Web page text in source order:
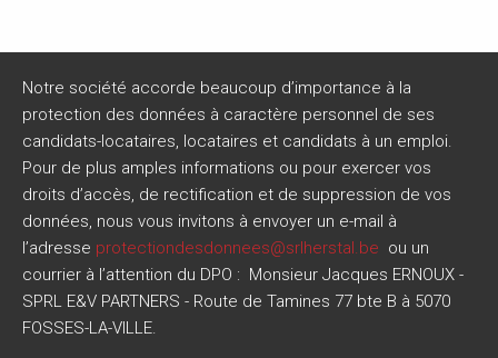
Notre société accorde beaucoup d’importance à la
protection des données à caractère personnel de ses
candidats-locataires, locataires et candidats à un emploi.
Pour de plus amples informations ou pour exercer vos
droits d’accès, de rectification et de suppression de vos
données, nous vous invitons à envoyer un e-mail à
l’adresse protectiondesdonnees@srlherstal.be ou un
courrier à l’attention du DPO : Monsieur Jacques ERNOUX -
SPRL E&V PARTNERS - Route de Tamines 77 bte B à 5070
FOSSES-LA-VILLE.